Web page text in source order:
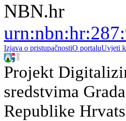
NBN.hr
Izjava o pristupačnostiO portaluUvjeti
Projekt
sredstvima
Republike